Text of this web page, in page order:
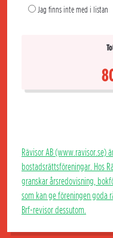
Jag finns inte med i listan
Rävisor AB (www.ravisor.se)
bostadsrättsföreningar. Hos
granskar årsredovisning,
som kan ge föreningen goda
Brf-revisor dessutom.